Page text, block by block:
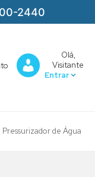
2440
Olá,
Visitante
Pressurizador de Água